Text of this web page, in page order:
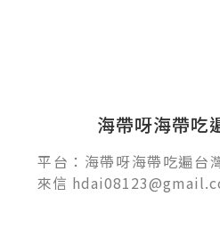
海帶呀海帶吃
平台：海帶呀海帶吃遍台
來信